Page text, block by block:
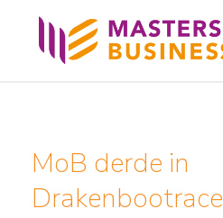
MoB derde in
Drakenbootrace